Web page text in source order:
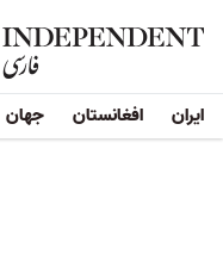
ایران افغانستان جهان